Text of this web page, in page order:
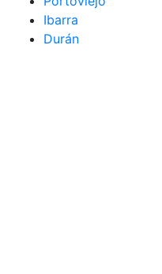
Ibarra
Durán